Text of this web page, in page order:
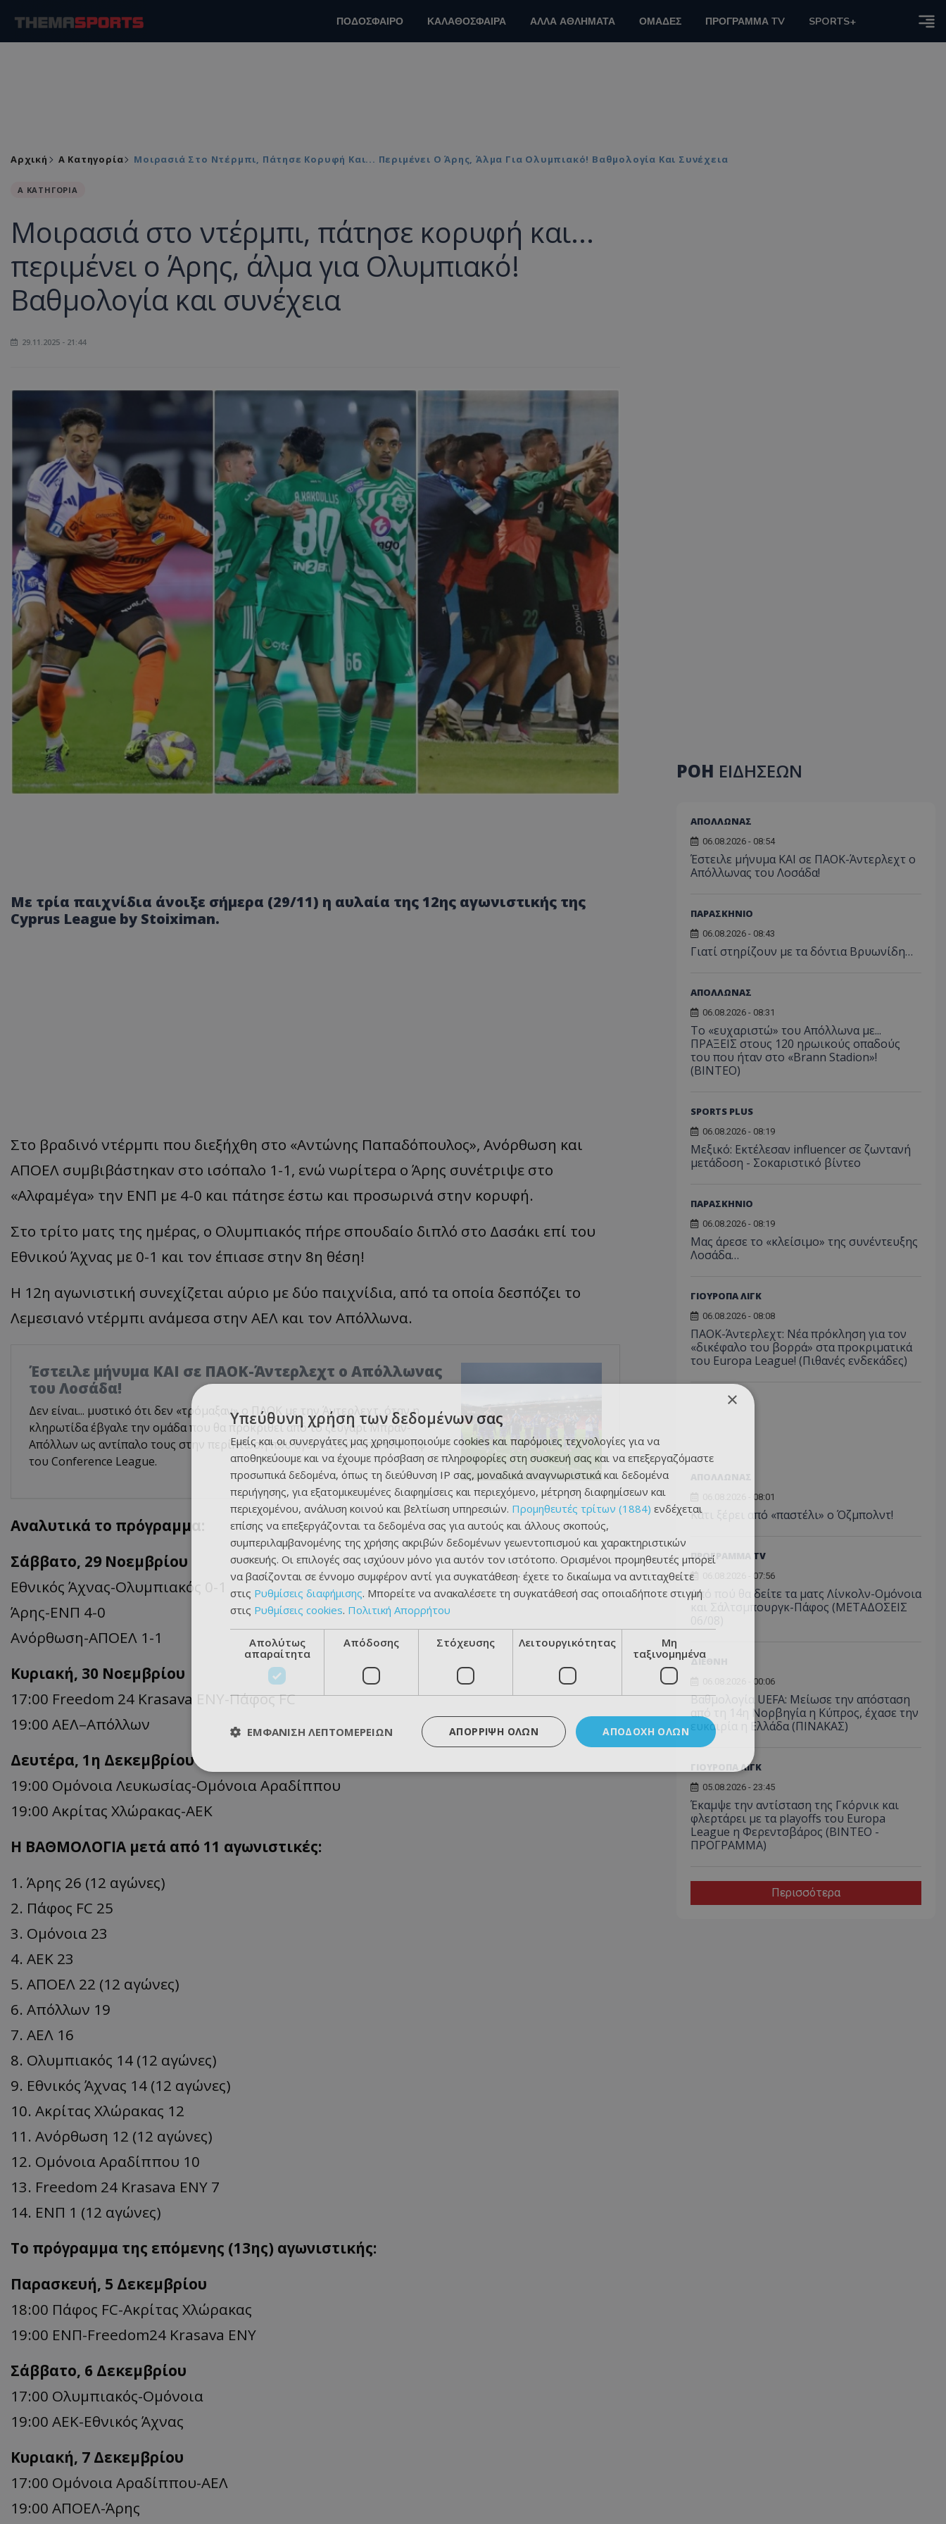
ΠΟΔΟΣΦΑΙΡΟ ΚΑΛΑΘΟΣΦΑΙΡΑ ΑΛΛΑ ΑΘΛΗΜΑΤΑ ΟΜΑΔΕΣ ΠΡΟΓΡΑΜΜΑ TV SPORTS+
Αρχική Α Κατηγορία Μοιρασιά Στο Ντέρμπι, Πάτησε Κορυφή Και... Περιμένει Ο Άρης, Άλμα Για Ολυμπιακό! Βαθμολογία Και Συνέχεια
Α ΚΑΤΗΓΟΡΙΑ
Μοιρασιά στο ντέρμπι, πάτησε κορυφή και...
περιμένει ο Άρης, άλμα για Ολυμπιακό!
Βαθμολογία και συνέχεια
29.11.2025 - 21:44
Με τρία παιχνίδια άνοιξε σήμερα (29/11) η αυλαία της 12ης αγωνιστικής της
Cyprus League by Stoiximan.
Στο βραδινό ντέρμπι που διεξήχθη στο «Αντώνης Παπαδόπουλος», Ανόρθωση και
ΑΠΟΕΛ συμβιβάστηκαν στο ισόπαλο 1-1, ενώ νωρίτερα ο Άρης συνέτριψε στο
«Αλφαμέγα» την ΕΝΠ με 4-0 και πάτησε έστω και προσωρινά στην κορυφή.
Στο τρίτο ματς της ημέρας, ο Ολυμπιακός πήρε σπουδαίο διπλό στο Δασάκι επί του
Εθνικού Άχνας με 0-1 και τον έπιασε στην 8η θέση!
Η 12η αγωνιστική συνεχίζεται αύριο με δύο παιχνίδια, από τα οποία δεσπόζει το
Λεμεσιανό ντέρμπι ανάμεσα στην ΑΕΛ και τον Απόλλωνα.
Έστειλε μήνυμα ΚΑΙ σε ΠΑΟΚ-Άντερλεχτ ο Απόλλωνας
του Λοσάδα!
Δεν είναι... μυστικό ότι δεν «τρόμαξαν» ο ΠΑΟΚ με την Άντερλεχτ, όταν η
κληρωτίδα έβγαλε την ομάδα που θα προκριθεί από το ζευγάρι Μπραν-
Απόλλων ως αντίπαλο τους στην περίπτωση που αγωνιστούν στα πλέι-οφ
του Conference League.
Αναλυτικά το πρόγραμμα:
Σάββατο, 29 Νοεμβρίου
Εθνικός Άχνας-Ολυμπιακός 0-1
Άρης-ΕΝΠ 4-0
Ανόρθωση-ΑΠΟΕΛ 1-1
Κυριακή, 30 Νοεμβρίου
17:00 Freedom 24 Krasava ΕΝΥ-Πάφος FC
19:00 ΑΕΛ–Απόλλων
Δευτέρα, 1η Δεκεμβρίου
19:00 Ομόνοια Λευκωσίας-Ομόνοια Αραδίππου
19:00 Ακρίτας Χλώρακας-ΑΕΚ
Η ΒΑΘΜΟΛΟΓΙΑ μετά από 11 αγωνιστικές:
1. Άρης 26 (12 αγώνες)
2. Πάφος FC 25
3. Ομόνοια 23
4. ΑΕΚ 23
5. ΑΠΟΕΛ 22 (12 αγώνες)
6. Απόλλων 19
7. ΑΕΛ 16
8. Ολυμπιακός 14 (12 αγώνες)
9. Εθνικός Άχνας 14 (12 αγώνες)
10. Ακρίτας Χλώρακας 12
11. Ανόρθωση 12 (12 αγώνες)
12. Ομόνοια Αραδίππου 10
13. Freedom 24 Krasava ΕΝΥ 7
14. ΕΝΠ 1 (12 αγώνες)
Το πρόγραμμα της επόμενης (13ης) αγωνιστικής:
Παρασκευή, 5 Δεκεμβρίου
18:00 Πάφος FC-Ακρίτας Χλώρακας
19:00 ΕΝΠ-Freedom24 Krasava ΕΝΥ
Σάββατο, 6 Δεκεμβρίου
17:00 Ολυμπιακός-Ομόνοια
19:00 ΑΕΚ-Εθνικός Άχνας
Κυριακή, 7 Δεκεμβρίου
17:00 Ομόνοια Αραδίππου-ΑΕΛ
19:00 ΑΠΟΕΛ-Άρης
ΡΟΗ ΕΙΔΗΣΕΩΝ
ΑΠΟΛΛΩΝΑΣ
06.08.2026 - 08:54
Έστειλε μήνυμα ΚΑΙ σε ΠΑΟΚ-Άντερλεχτ ο
Απόλλωνας του Λοσάδα!
ΠΑΡΑΣΚΗΝΙΟ
06.08.2026 - 08:43
Γιατί στηρίζουν με τα δόντια Βρυωνίδη…
ΑΠΟΛΛΩΝΑΣ
06.08.2026 - 08:31
Το «ευχαριστώ» του Απόλλωνα με...
ΠΡΑΞΕΙΣ στους 120 ηρωικούς οπαδούς
του που ήταν στο «Brann Stadion»!
(ΒΙΝΤΕΟ)
SPORTS PLUS
06.08.2026 - 08:19
Μεξικό: Εκτέλεσαν influencer σε ζωντανή
μετάδοση - Σοκαριστικό βίντεο
ΠΑΡΑΣΚΗΝΙΟ
06.08.2026 - 08:19
Μας άρεσε το «κλείσιμο» της συνέντευξης
Λοσάδα…
ΓΙΟΥΡΟΠΑ ΛΙΓΚ
06.08.2026 - 08:08
ΠΑΟΚ-Άντερλεχτ: Νέα πρόκληση για τον
«δικέφαλο του βορρά» στα προκριματικά
του Europa League! (Πιθανές ενδεκάδες)
06.08.2026 - 08:01
Κάτι ξέρει από «παστέλι» ο Όζμπολντ!
ΠΡΟΓΡΑΜΜΑ TV
06.08.2026 - 07:56
Από πού θα δείτε τα ματς Λίνκολν-Ομόνοια
και Σάλτσμπουργκ-Πάφος (ΜΕΤΑΔΟΣΕΙΣ
ΔΙΕΘΝΗ
06.08.2026 - 00:06
Βαθμολογία UEFA: Μείωσε την απόσταση
από τη 14η Νορβηγία η Κύπρος, έχασε την
ευκαιρία η Ελλάδα (ΠΙΝΑΚΑΣ)
ΓΙΟΥΡΟΠΑ ΛΙΓΚ
05.08.2026 - 23:45
Έκαμψε την αντίσταση της Γκόρνικ και
φλερτάρει με τα playoffs του Europa
League η Φερεντσβάρος (ΒΙΝΤΕΟ -
ΠΡΟΓΡΑΜΜΑ)
Περισσότερα
×
Υπεύθυνη χρήση των δεδομένων σας
Εμείς και οι συνεργάτες μας χρησιμοποιούμε cookies και παρόμοιες τεχνολογίες για να
αποθηκεύουμε και να έχουμε πρόσβαση σε πληροφορίες στη συσκευή σας και να επεξεργαζόμαστε
προσωπικά δεδομένα, όπως τη διεύθυνση IP σας, μοναδικά αναγνωριστικά και δεδομένα
περιήγησης, για εξατομικευμένες διαφημίσεις και περιεχόμενο, μέτρηση διαφημίσεων και
περιεχομένου, ανάλυση κοινού και βελτίωση υπηρεσιών. Προμηθευτές τρίτων (1884) ενδέχεται
επίσης να επεξεργάζονται τα δεδομένα σας για αυτούς και άλλους σκοπούς,
συμπεριλαμβανομένης της χρήσης ακριβών δεδομένων γεωεντοπισμού και χαρακτηριστικών
συσκευής. Οι επιλογές σας ισχύουν μόνο για αυτόν τον ιστότοπο. Ορισμένοι προμηθευτές μπορεί
να βασίζονται σε έννομο συμφέρον αντί για συγκατάθεση· έχετε το δικαίωμα να αντιταχθείτε
στις Ρυθμίσεις διαφήμισης. Μπορείτε να ανακαλέσετε τη συγκατάθεσή σας οποιαδήποτε στιγμή
στις Ρυθμίσεις cookies. Πολιτική Απορρήτου
Απολύτως
απαραίτητα
Απόδοσης Στόχευσης Λειτουργικότητας
Μη
ταξινομημένα
ΑΠΟΔΟΧΉ ΌΛΩΝ
ΑΠΌΡΡΙΨΗ ΌΛΩΝ
ΕΜΦΆΝΙΣΗ ΛΕΠΤΟΜΕΡΕΙΏΝ